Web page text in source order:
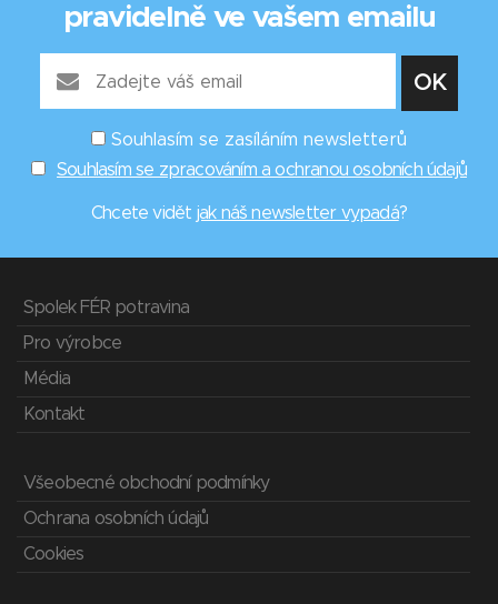
pravidelně ve vašem emailu
Souhlasím se zasíláním newsletterů
Souhlasím se zpracováním a ochranou osobních údajů
Chcete vidět jak náš newsletter vypadá?
Spolek FÉR potravina
Pro výrobce
Média
Kontakt
Všeobecné obchodní podmínky
Ochrana osobních údajů
Cookies